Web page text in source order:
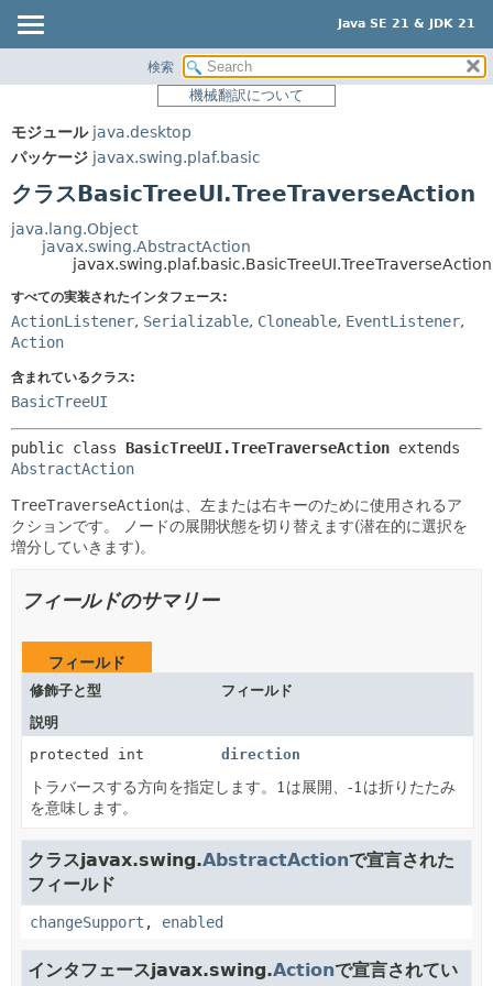
Java SE 21 & JDK 21
パッケージ
使用
ツリー
プレビュー
非推奨
索引
ヘルプ
サマリー:
ネスト済
メソッド
コンストラクタ
検索
機械翻訳について
モジュール java.desktop
パッケージ javax.swing.plaf.basic
クラスBasicTreeUI.TreeTraverseAction
java.lang.Object
javax.swing.AbstractAction
javax.swing.plaf.basic.BasicTreeUI.TreeTraverseAction
すべての実装されたインタフェース:
ActionListener, Serializable, Cloneable, EventListener,
Action
含まれているクラス:
BasicTreeUI
public class BasicTreeUI.TreeTraverseAction
AbstractAction
TreeTraverseActionは、左または右キーのために使用されるア
クションです。
ノードの展開状態を切り替えます(潜在的に選択を
増分していきます)。
フィールドのサマリー
フィールド
修飾子と型
フィールド
説明
protected int
direction
トラバースする方向を指定します。1は展開、-1は折りたたみ
を意味します。
クラスjavax.swing.AbstractActionで宣言された
フィールド
changeSupport , enabled
インタフェースjavax.swing.Actionで宣言されてい